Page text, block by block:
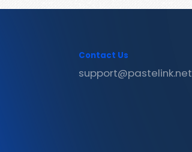
Contact Us
support@pastelink.net